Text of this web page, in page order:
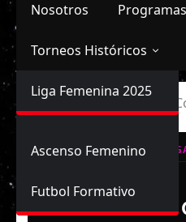
Nosotros Programas
Torneos Históricos
Primera División
Femenina
Liga Femenina 2025
Ascenso Femenino
Futbol Formativo
Inicio Universidad de